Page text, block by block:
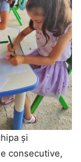
și
consecutive,